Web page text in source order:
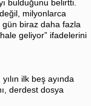
bulduğunu belirtti.
milyonlarca
gün biraz daha fazla
geliyor” ifadelerini
ilk beş ayında
derdest dosya